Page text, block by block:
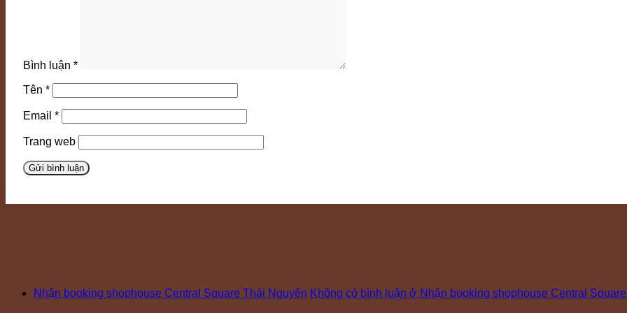
Bình luận *
Tên *
Email *
Trang web
Nhận booking shophouse Central Square Thái Nguyên Không có bình luận ở Nhận booking shophouse Central